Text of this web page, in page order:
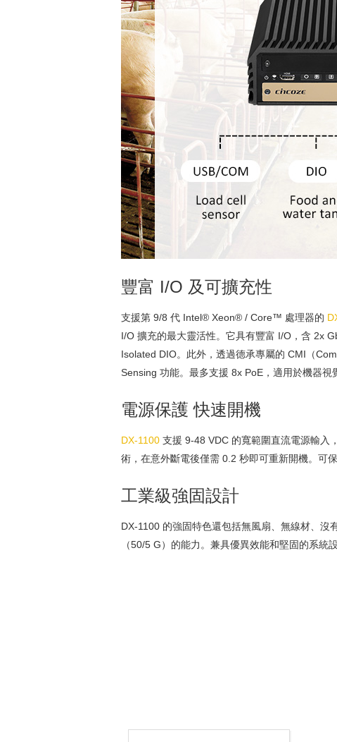
豐富 I/O 及可擴充性
支援第 9/8 代 Intel® Xeon® / Core™ 處理器的
I/O 擴充的最大靈活性。它具有豐富 I/O，含 2x
Isolated DIO。此外，透過德承專屬的 CMI（
Sensing 功能。最多支援 8x PoE，適用於機器視
電源保護 快速開機
DX-1100 支援 9-48 VDC 的寬範圍直流電源輸入
術，在意外斷電後僅需 0.2 秒即可重新開機。可
工業級強固設計
DX-1100 的強固特色還包括無風扇、無線材、沒
（50/5 G）的能力。兼具優異效能和堅固的系統